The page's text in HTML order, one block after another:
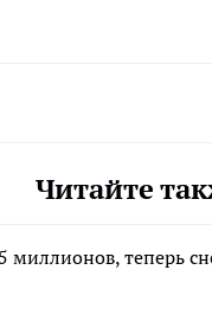
Читайте
теперь